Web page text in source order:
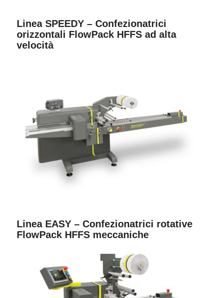
Linea SPEEDY – Confezionatrici
orizzontali FlowPack HFFS ad alta
velocità
Linea EASY – Confezionatrici rotative
FlowPack HFFS meccaniche